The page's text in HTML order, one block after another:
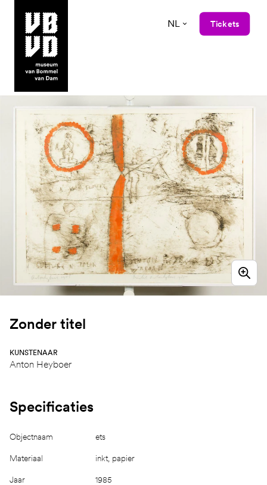
museum van Bommel van Dam
NL Tickets
Zonder titel
KUNSTENAAR
Anton Heyboer
Specificaties
Objectnaam ets
Materiaal inkt, papier
Jaar 1985